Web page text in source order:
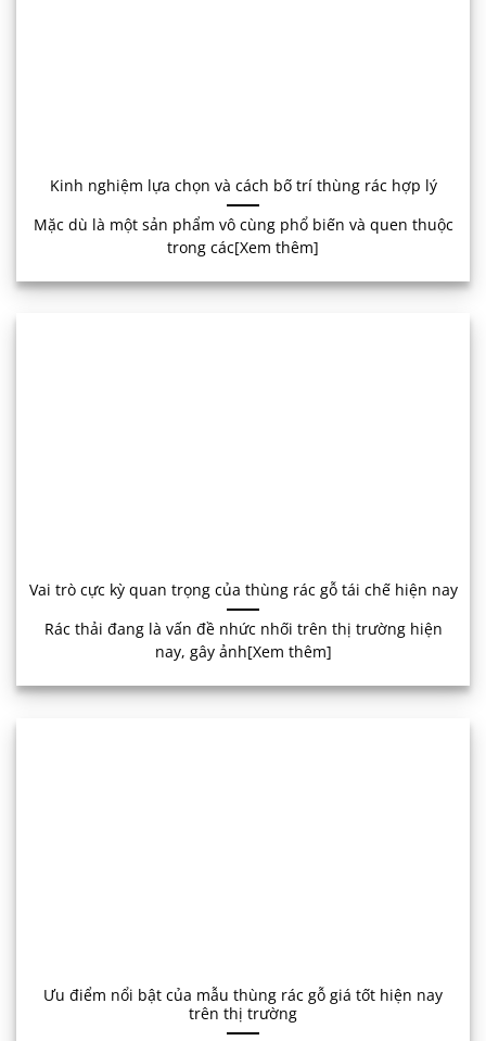
Kinh nghiệm lựa chọn và cách bố trí thùng rác hợp lý
Mặc dù là một sản phẩm vô cùng phổ biến và quen thuộc
trong các[Xem thêm]
Vai trò cực kỳ quan trọng của thùng rác gỗ tái chế hiện nay
Rác thải đang là vấn đề nhức nhối trên thị trường hiện
nay, gây ảnh[Xem thêm]
Ưu điểm nổi bật của mẫu thùng rác gỗ giá tốt hiện nay
trên thị trường